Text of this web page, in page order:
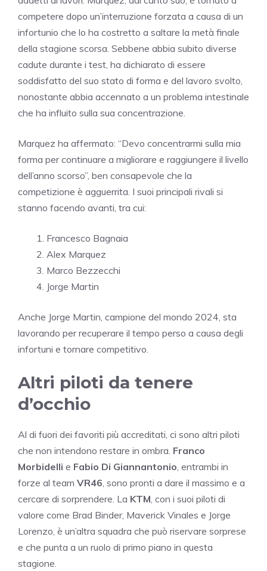
competere dopo un’interruzione forzata a causa di un
infortunio che lo ha costretto a saltare la metà finale
della stagione scorsa. Sebbene abbia subito diverse
cadute durante i test, ha dichiarato di essere
soddisfatto del suo stato di forma e del lavoro svolto,
nonostante abbia accennato a un problema intestinale
che ha influito sulla sua concentrazione.
Marquez ha affermato: “Devo concentrarmi sulla mia
forma per continuare a migliorare e raggiungere il livello
dell’anno scorso”, ben consapevole che la
competizione è agguerrita. I suoi principali rivali si
stanno facendo avanti, tra cui:
Francesco Bagnaia
Alex Marquez
Marco Bezzecchi
Jorge Martin
Anche Jorge Martin, campione del mondo 2024, sta
lavorando per recuperare il tempo perso a causa degli
infortuni e tornare competitivo.
Altri piloti da tenere
d’occhio
Al di fuori dei favoriti più accreditati, ci sono altri piloti
che non intendono restare in ombra. Franco
Morbidelli e Fabio Di Giannantonio , entrambi in
forze al team VR46 , sono pronti a dare il massimo e a
cercare di sorprendere. La KTM , con i suoi piloti di
valore come Brad Binder, Maverick Vinales e Jorge
Lorenzo, è un’altra squadra che può riservare sorprese
e che punta a un ruolo di primo piano in questa
stagione.